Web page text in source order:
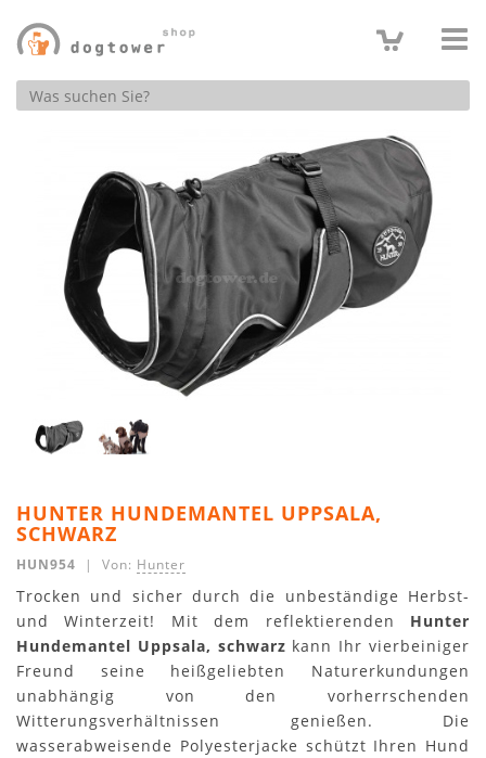
Produktsuche
HUNTER HUNDEMANTEL UPPSALA,
SCHWARZ
HUN954 | Von: Hunter
Trocken und sicher durch die unbeständige Herbst-
und Winterzeit! Mit dem reflektierenden Hunter
Hundemantel Uppsala, schwarz kann Ihr vierbeiniger
Freund seine heißgeliebten Naturerkundungen
unabhängig von den vorherrschenden
Witterungsverhältnissen genießen. Die
wasserabweisende Polyesterjacke schützt Ihren Hund